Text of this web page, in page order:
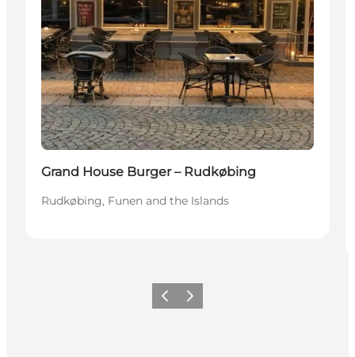
Grand House Burger – Rudkøbing
Rudkøbing, Funen and the Islands
PrécédentSuivant